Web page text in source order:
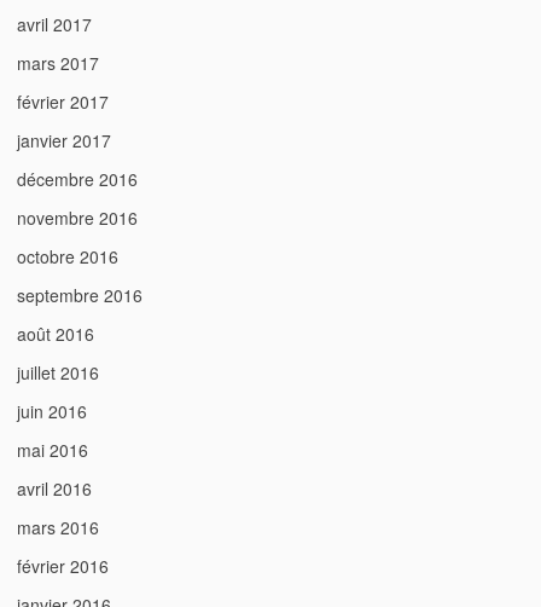
avril 2017
mars 2017
février 2017
janvier 2017
décembre 2016
novembre 2016
octobre 2016
septembre 2016
août 2016
juillet 2016
juin 2016
mai 2016
avril 2016
mars 2016
février 2016